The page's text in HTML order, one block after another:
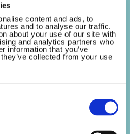
content and ads, to
and to analyse our traffic.
about your use of our site with
and analytics partners who
information that you’ve
collected from your use
2025 – De jaarlijkse
dit jaar plaats op zondag
organisatie maakt vandaag
programma én twee
bekend. Amsterdam